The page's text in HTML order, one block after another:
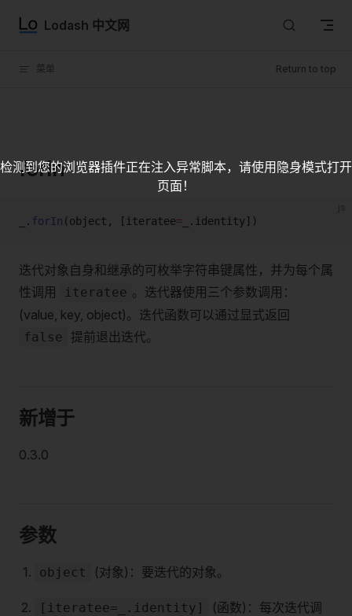
Skip to content
Lodash 中文网
菜单 Return to top
forIn
_. forIn (object, [iteratee= _.identity])
迭代对象自身和继承的可枚举字符串键属性，并为每个属
性调用
iteratee 。迭代器使用三个参数调用：
(value, key, object)。迭代函数可以通过显式返回
false 提前退出迭代。
新增于
0.3.0
参数
object (对象)：要迭代的对象。
[iteratee=_.identity]
(函数)：每次迭代调
检测到您的浏览器插件正在注入异常脚本，请使用隐身模式打开
页面！